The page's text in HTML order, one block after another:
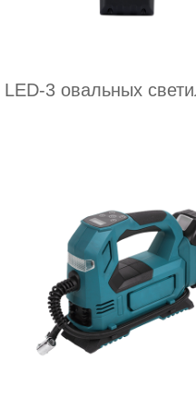
LED-3 овальных